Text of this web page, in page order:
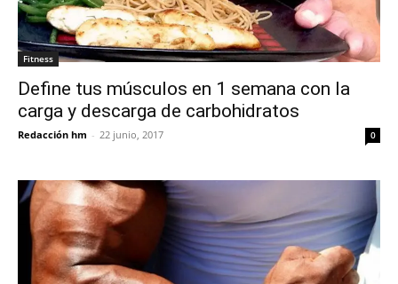
Fitness
Define tus músculos en 1 semana con la
carga y descarga de carbohidratos
Redacción hm - 22 junio, 2017 0